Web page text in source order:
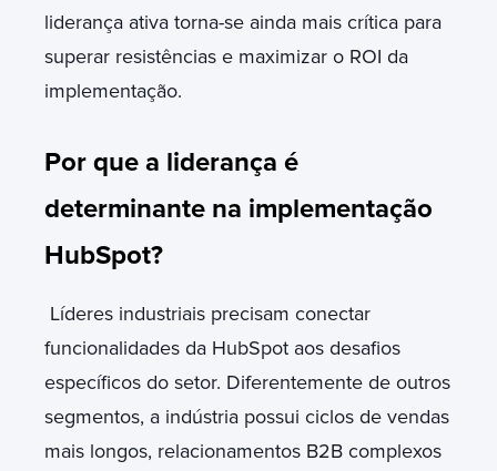
liderança ativa torna-se ainda mais crítica para
superar resistências e maximizar o ROI da
implementação.
Por que a liderança é
determinante na implementação
HubSpot?
Líderes industriais precisam conectar
funcionalidades da HubSpot aos desafios
específicos do setor. Diferentemente de outros
segmentos, a indústria possui ciclos de vendas
mais longos, relacionamentos B2B complexos